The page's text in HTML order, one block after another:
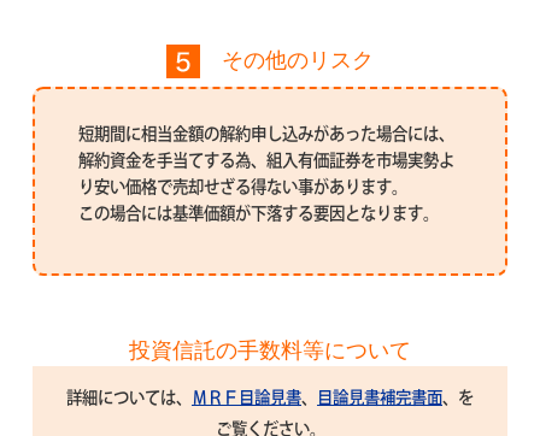
その他のリスク
短期間に相当金額の解約申し込みがあった場合には、
解約資金を手当てする為、組入有価証券を市場実勢よ
り安い価格で売却せざる得ない事があります。
この場合には基準価額が下落する要因となります。
投資信託の手数料等について
詳細については、 ＭＲＦ目論見書、 目論見書補完書面、を
ご覧ください。